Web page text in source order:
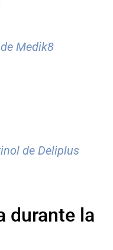
Medik8
de Deliplus
durante la